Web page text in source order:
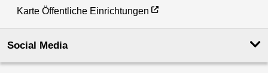
Karte Öffentliche Einrichtungen
Social Media